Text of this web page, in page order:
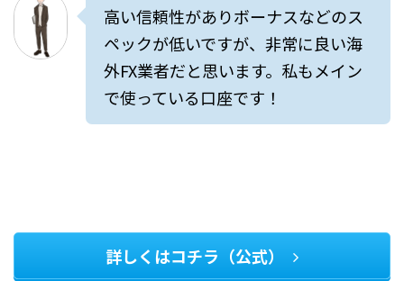
高い信頼性がありボーナスなどのス
ペックが低いですが、非常に良い海
外FX業者だと思います。私もメイン
で使っている口座です！
詳しくはコチラ（公式）